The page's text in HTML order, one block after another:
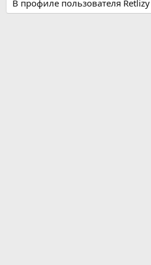
В профиле пользователя